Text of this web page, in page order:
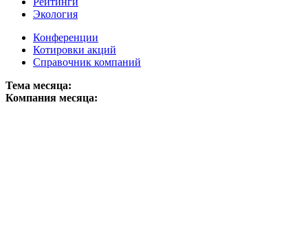
Экология
Конференции
Котировки акций
Справочник компаний
Тема месяца:
Компания месяца: